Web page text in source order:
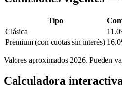
Tipo
Clásica
Premium (con cuotas sin interés)
Valores aproximados 2026. Pueden
Calculadora interactiva